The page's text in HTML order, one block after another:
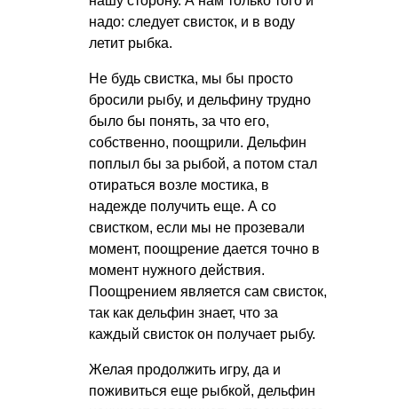
надо: следует свисток, и в воду
летит рыбка.
Не будь свистка, мы бы просто
бросили рыбу, и дельфину трудно
было бы понять, за что его,
собственно, поощрили. Дельфин
поплыл бы за рыбой, а потом стал
отираться возле мостика, в
надежде получить еще. А со
свистком, если мы не прозевали
момент, поощрение дается точно в
момент нужного действия.
Поощрением является сам свисток,
так как дельфин знает, что за
каждый свисток он получает рыбу.
Желая продолжить игру, да и
поживиться еще рыбкой, дельфин